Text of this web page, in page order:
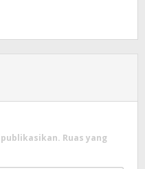
Ruas yang